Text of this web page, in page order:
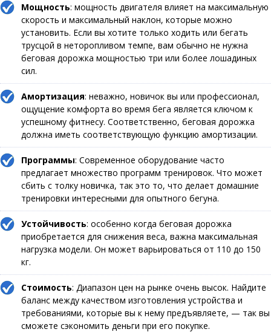
Мощность: мощность двигателя влияет на максимальную
скорость и максимальный наклон, которые можно
установить. Если вы хотите только ходить или бегать
трусцой в неторопливом темпе, вам обычно не нужна
беговая дорожка мощностью три или более лошадиных
сил.
Амортизация: неважно, новичок вы или профессионал,
ощущение комфорта во время бега является ключом к
успешному фитнесу. Соответственно, беговая дорожка
должна иметь соответствующую функцию амортизации.
Программы: Современное оборудование часто
предлагает множество программ тренировок. Что может
сбить с толку новичка, так это то, что делает домашние
тренировки интересными для опытного бегуна.
Устойчивость: особенно когда беговая дорожка
приобретается для снижения веса, важна максимальная
нагрузка модели. Он может варьироваться от 110 до 150
кг.
Стоимость: Диапазон цен на рынке очень высок. Найдите
баланс между качеством изготовления устройства и
требованиями, которые вы к нему предъявляете, — так вы
сможете сэкономить деньги при его покупке.